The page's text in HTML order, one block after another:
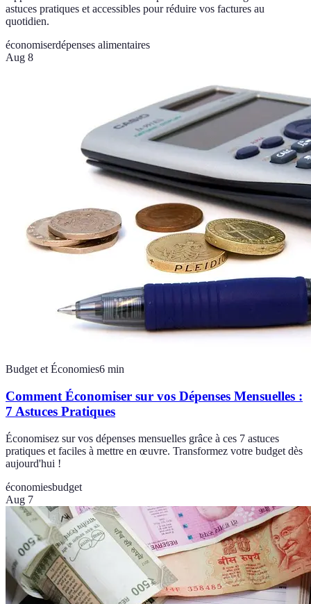
astuces pratiques et accessibles pour réduire vos factures au
quotidien.
économiserdépenses alimentaires
Aug 8
Budget et Économies6 min
Comment Économiser sur vos Dépenses Mensuelles :
7 Astuces Pratiques
Économisez sur vos dépenses mensuelles grâce à ces 7 astuces
pratiques et faciles à mettre en œuvre. Transformez votre budget dès
aujourd'hui !
économiesbudget
Aug 7